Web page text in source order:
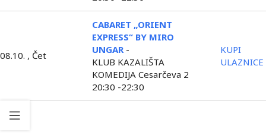
08.10. , Čet
CABARET „ORIENT
EXPRESS“ BY MIRO
UNGAR-
KLUB KAZALIŠTA
KOMEDIJA Cesarčeva 2
20:30 -22:30
KUPI
ULAZNICE